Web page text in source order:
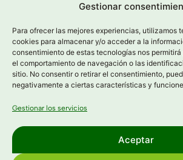
Gestionar
Para ofrecer las mejores experiencias, utilizamos
cookies para almacenar y/o acceder a la
consentimiento de estas tecnologías nos
el comportamiento de navegación o las
sitio. No consentir o retirar el consentimiento,
negativamente a ciertas características y
Gestionar los servicios
Aceptar
Av. Cardenal Cisneros, 30
979 69 11 59
info@tescamellia.com